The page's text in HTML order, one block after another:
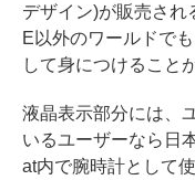
デザイン)が販売され
E以外のワールドで
して身につけること
液晶表示部分には、
いるユーザーなら日
at内で腕時計として